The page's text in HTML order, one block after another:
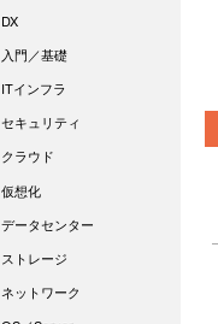
DX
入門／基礎
ITインフラ
セキュリティ
クラウド
仮想化
データセンター
ストレージ
ネットワーク